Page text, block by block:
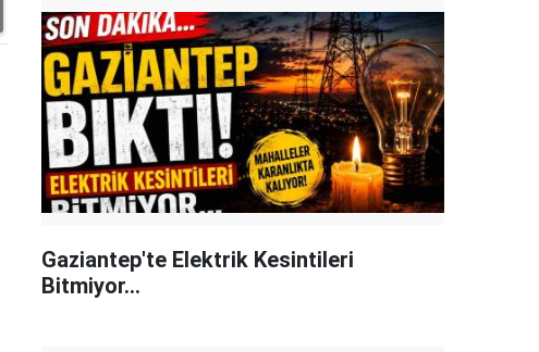
Gaziantep'te Elektrik Kesintileri
Bitmiyor...